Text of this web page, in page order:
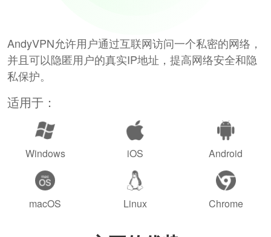
AndyVPN允许用户通过互联网访问一个私密的网络，
并且可以隐匿用户的真实IP地址，提高网络安全和隐
私保护。
适用于：
Windows iOS Android
macOS Linux Chrome